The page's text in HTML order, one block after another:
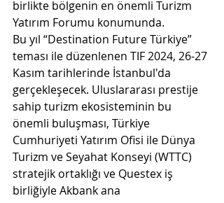
birlikte bölgenin en önemli Turizm
Yatırım Forumu konumunda.
Bu yıl “Destination Future Türkiye”
teması ile düzenlenen TIF 2024, 26-27
Kasım tarihlerinde İstanbul'da
gerçekleşecek. Uluslararası prestije
sahip turizm ekosisteminin bu
önemli buluşması, Türkiye
Cumhuriyeti Yatırım Ofisi ile Dünya
Turizm ve Seyahat Konseyi (WTTC)
stratejik ortaklığı ve Questex iş
birliğiyle Akbank ana